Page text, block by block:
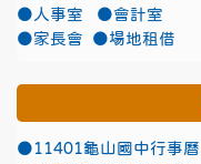
●人事室
●會計室
●家長會
●場地租借
●11401龜山國中行事曆